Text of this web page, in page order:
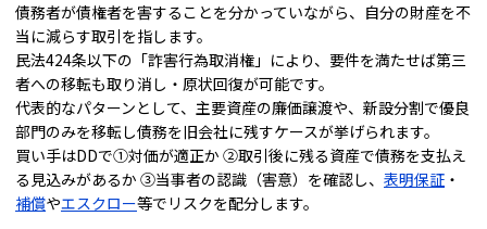
債務者が債権者を害することを分かっていながら、自分の財産を不
当に減らす取引を指します。
民法424条以下の「詐害行為取消権」により、要件を満たせば第三
者への移転も取り消し・原状回復が可能です。
代表的なパターンとして、主要資産の廉価譲渡や、新設分割で優良
部門のみを移転し債務を旧会社に残すケースが挙げられます。
買い手はDDで①対価が適正か ②取引後に残る資産で債務を支払え
る見込みがあるか ③当事者の認識（害意）を確認し、 表明保証 ・
補償やエスクロー等でリスクを配分します。